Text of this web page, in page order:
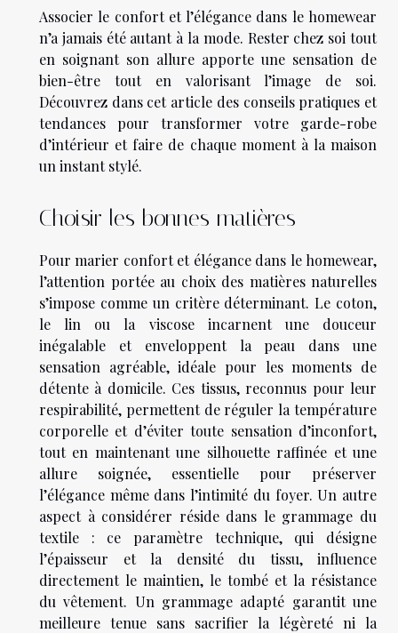
Associer le confort et l’élégance dans le homewear
n’a jamais été autant à la mode. Rester chez soi tout
en soignant son allure apporte une sensation de
bien-être tout en valorisant l’image de soi.
Découvrez dans cet article des conseils pratiques et
tendances pour transformer votre garde-robe
d’intérieur et faire de chaque moment à la maison
un instant stylé.
Choisir les bonnes matières
Pour marier confort et élégance dans le homewear,
l’attention portée au choix des matières naturelles
s’impose comme un critère déterminant. Le coton,
le lin ou la viscose incarnent une douceur
inégalable et enveloppent la peau dans une
sensation agréable, idéale pour les moments de
détente à domicile. Ces tissus, reconnus pour leur
respirabilité, permettent de réguler la température
corporelle et d’éviter toute sensation d’inconfort,
tout en maintenant une silhouette raffinée et une
allure soignée, essentielle pour préserver
l’élégance même dans l’intimité du foyer. Un autre
aspect à considérer réside dans le grammage du
textile : ce paramètre technique, qui désigne
l’épaisseur et la densité du tissu, influence
directement le maintien, le tombé et la résistance
du vêtement. Un grammage adapté garantit une
meilleure tenue sans sacrifier la légèreté ni la